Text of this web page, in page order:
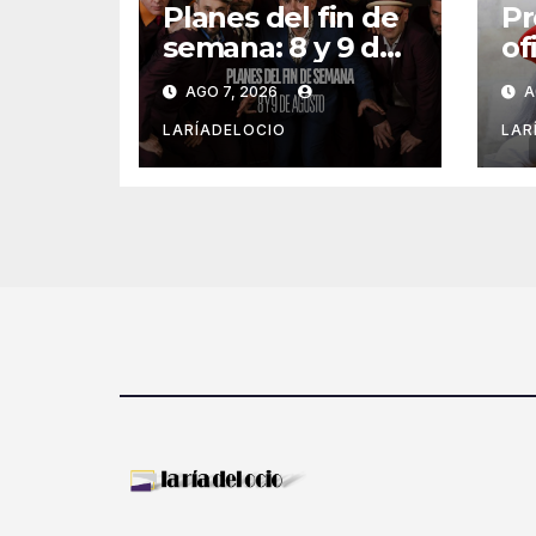
Planes del fin de
semana: 8 y 9 de
agosto
AGO 7, 2026
LARÍADELOCIO